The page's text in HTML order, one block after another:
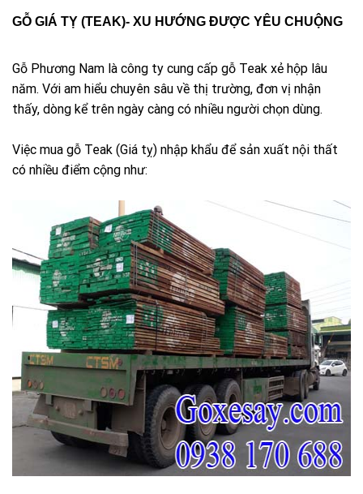
GỖ GIÁ TỴ (TEAK)- XU HƯỚNG ĐƯỢC YÊU CHUỘNG
Gỗ Phương Nam là công ty cung cấp gỗ Teak xẻ hộp lâu
năm. Với am hiểu chuyên sâu về thị trường, đơn vị nhận
thấy, dòng kể trên ngày càng có nhiều người chọn dùng.
Việc mua gỗ Teak (Giá tỵ) nhập khẩu để sản xuất nội thất
có nhiều điểm cộng như: